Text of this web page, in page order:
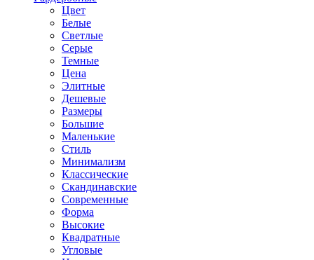
Цвет
Белые
Светлые
Серые
Темные
Цена
Элитные
Дешевые
Размеры
Большие
Маленькие
Стиль
Минимализм
Классические
Скандинавские
Современные
Форма
Высокие
Квадратные
Угловые